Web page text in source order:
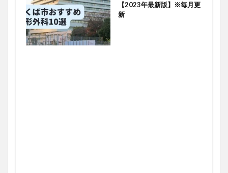
【2023年最新版】※毎月更
新